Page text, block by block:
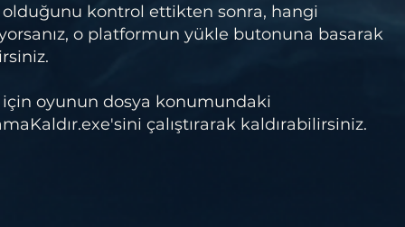
kontrol ettikten sonra, hangi
o platformun yükle butonuna basarak
için oyunun dosya konumundaki
çalıştırarak kaldırabilirsiniz.